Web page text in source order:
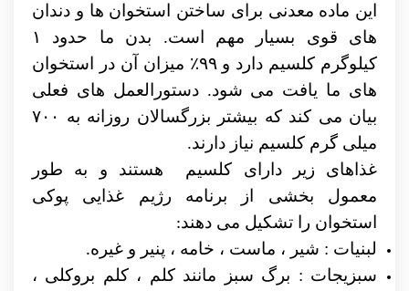
این ماده معدنی برای ساختن استخوان ها و دندان
های قوی بسیار مهم است. بدن ما حدود ۱
کیلوگرم کلسیم دارد و ۹۹
٪ میزان آن در استخوان
های ما یافت می شود. دستورالعمل های فعلی
بیان می کند که بیشتر بزرگسالان روزانه به ۷۰۰
میلی گرم کلسیم نیاز دارند.
غذاهای زیر دارای کلسیم هستند و به طور
معمول بخشی از برنامه رژیم غذایی پوکی
استخوان را تشکیل می دهند:
لبنیات : شیر ، ماست ، خامه ، پنیر و غیره.
سبزیجات : برگ سبز مانند کلم ، کلم بروکلی ،